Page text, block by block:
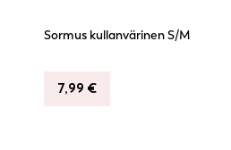
Sormus kullanvärinen S/M
7,99 €